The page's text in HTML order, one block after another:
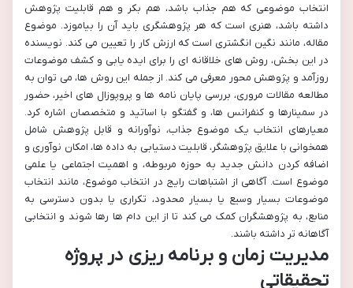
انتخاب موضوعی که هم جذاب باشد، هم بکر و هم قابلیت پژوهش
داشته باشد، هنری است که هر پژوهشگری باید آن را بیاموزد. موضوع
مقاله، مانند نگین انگشتری است که ارزش کار را تعیین می کند. نویسنده
در این بخش، روش های خلاقانه ای را برای ایده یابی و کشف موضوعات
روزآمد و پژوهش محور معرفی می کند. از جمله این روش ها، می توان به
مطالعه مقالات مروری، بررسی پایان نامه ها و پروپوزال های اخیر، حضور
در سمینارها و کنفرانس ها، و گفتگو با اساتید و متخصصان اشاره کرد.
معیارهای انتخاب یک موضوع جذاب، نوآورانه و قابل پژوهش شامل
همخوانی با علایق پژوهشگر، قابلیت دستیابی به داده ها، امکان نوآوری و
اضافه کردن دانش جدید به حوزه مربوطه، و اهمیت اجتماعی یا علمی
موضوع است. آگاهی از اشتباهات رایج در انتخاب موضوع، مانند انتخاب
موضوعات بسیار وسیع یا بسیار محدود، تکراری یا بدون دسترسی به
منابع، به پژوهشگران کمک می کند تا از این دام ها رها شوند و انتخابی
آگاهانه تر داشته باشند.
مدیریت زمان و برنامه ریزی در پروژه
تحقیقاتی